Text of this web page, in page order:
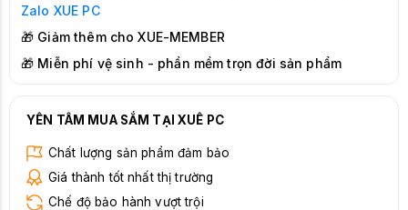
Zalo XUE PC
🎁 Giảm thêm cho XUE-MEMBER
🎁 Miễn phí vệ sinh - phần mềm trọn đời sản phẩm
YÊN TÂM MUA SẮM TẠI XUÊ PC
Chất lượng sản phẩm đảm bảo
Giá thành tốt nhất thị trường
Chế độ bảo hành vượt trội